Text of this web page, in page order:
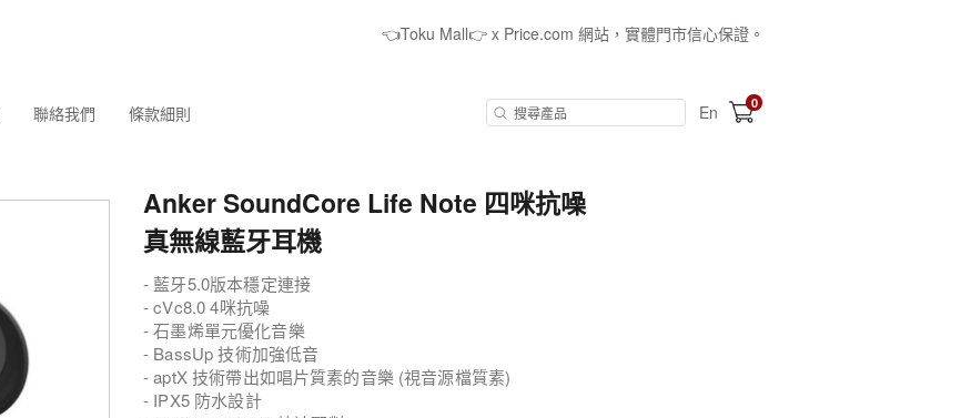
👈Toku Mall👉 x Price.com 網站，實體門市信心保證。
聯絡我們 條款細則 En 0
Anker SoundCore Life Note 四咪抗噪
真無線藍牙耳機
- 藍牙5.0版本穩定連接
- cVc8.0 4咪抗噪
- 石墨烯單元優化音樂
- BassUp 技術加強低音
- aptX 技術帶出如唱片質素的音樂 (視音源檔質素)
- IPX5 防水設計